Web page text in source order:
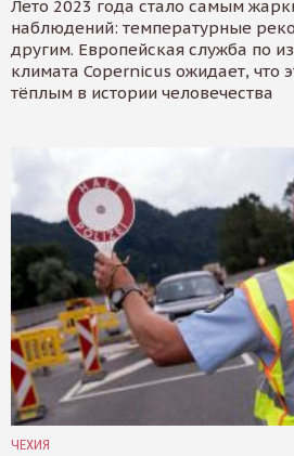
Лето 2023 года стало самым
наблюдений: температурные
другим. Европейская служба по
климата Copernicus ожидает, что
тёплым в истории человечества
ЧЕХИЯ